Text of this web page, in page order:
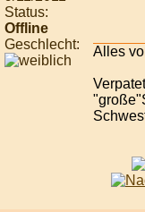
Status:
Offline
Geschlecht:
Alles